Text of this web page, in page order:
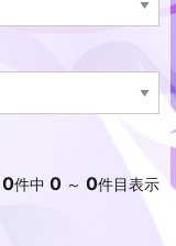
0件中 0 ～ 0件目表示